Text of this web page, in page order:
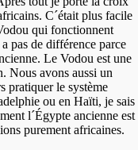
C´était plus facile
qui fonctionnent
pas de différence parce
Le Vodou est une
Nous avons aussi un
pratiquer le système
ou en Haïti, je sais
l´Égypte ancienne est
purement africaines.